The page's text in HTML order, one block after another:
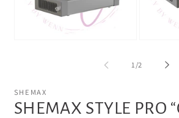
openen
1/van
2
SHEMAX
SHEMAX STYLE PRO